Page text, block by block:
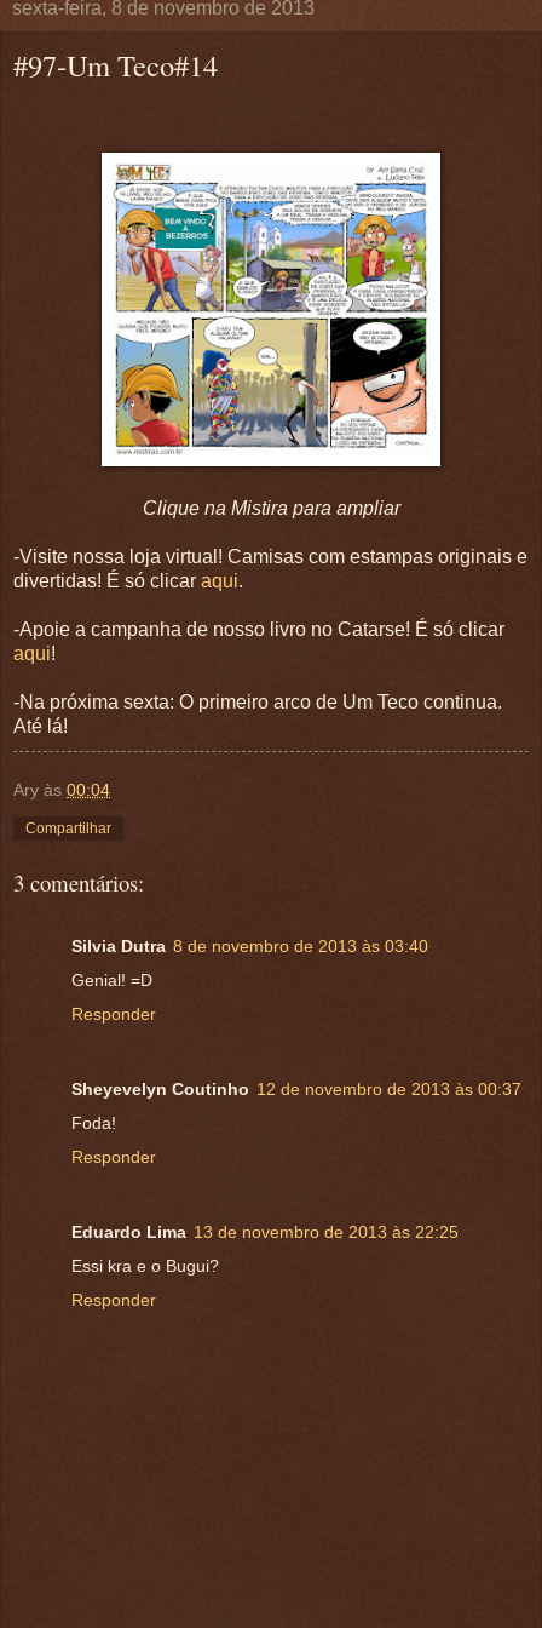
sexta-feira, 8 de novembro de 2013
#97-Um Teco#14
Clique na Mistira para ampliar
-Visite nossa loja virtual! Camisas com estampas originais e
divertidas! É só clicar aqui.
-Apoie a campanha de nosso livro no Catarse! É só clicar
aqui!
-Na próxima sexta: O primeiro arco de Um Teco continua.
Até lá!
Ary às 00:04
Compartilhar
3 comentários:
Silvia Dutra 8 de novembro de 2013 às 03:40
Genial! =D
Responder
Sheyevelyn Coutinho 12 de novembro de 2013 às 00:37
Foda!
Responder
Eduardo Lima 13 de novembro de 2013 às 22:25
Essi kra e o Bugui?
Responder